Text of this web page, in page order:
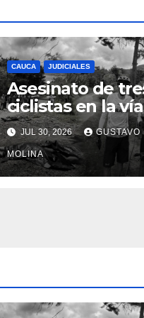
CAUCA JUDICIALES
Asesinato de
ciclistas en la vía
Totoró – Silvia,
genera
consternación
Cauca
JUL 30, 2026 GUSTAVO
MOLINA